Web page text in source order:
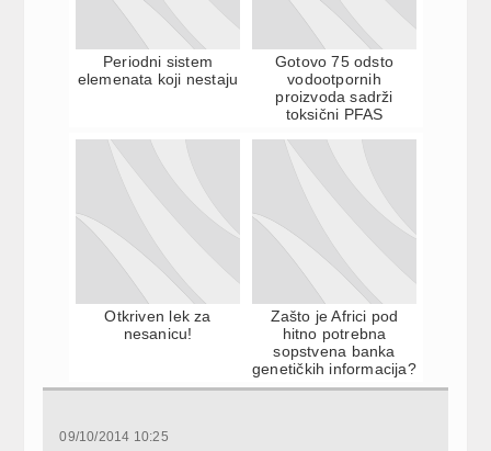
Periodni sistem
elemenata koji nestaju
Gotovo 75 odsto
vodootpornih
proizvoda sadrži
toksični PFAS
Otkriven lek za
nesanicu!
Zašto je Africi pod
hitno potrebna
sopstvena banka
genetičkih informacija?
09/10/2014 10:25